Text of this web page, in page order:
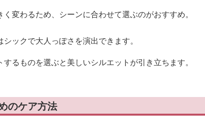
変わるため、シーンに合わせて選ぶのがおすすめ。
ックで大人っぽさを演出できます。
るものを選ぶと美しいシルエットが引き立ちます。
のケア方法